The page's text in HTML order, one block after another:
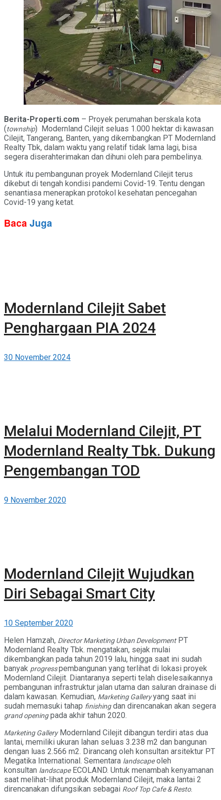
Berita-Properti.com – Proyek perumahan berskala kota
(township) Modernland Cilejit seluas 1.000 hektar di kawasan
Cilejit, Tangerang, Banten, yang dikembangkan PT Modernland
Realty Tbk, dalam waktu yang relatif tidak lama lagi, bisa
segera diserahterimakan dan dihuni oleh para pembelinya.
Untuk itu pembangunan proyek Modernland Cilejit terus
dikebut di tengah kondisi pandemi Covid-19. Tentu dengan
senantiasa menerapkan protokol kesehatan pencegahan
Covid-19 yang ketat.
Baca Juga
Modernland Cilejit Sabet
Penghargaan PIA 2024
30 November 2024
Melalui Modernland Cilejit, PT
Modernland Realty Tbk. Dukung
Pengembangan TOD
9 November 2020
Modernland Cilejit Wujudkan
Diri Sebagai Smart City
10 September 2020
Helen Hamzah, Director Marketing Urban DevelopmentPT
Modernland Realty Tbk. mengatakan, sejak mulai
dikembangkan pada tahun 2019 lalu, hingga saat ini sudah
banyak progresspembangunan yang terlihat di lokasi proyek
Modernland Cilejit. Diantaranya seperti telah diselesaikannya
pembangunan infrastruktur jalan utama dan saluran drainase di
dalam kawasan. Kemudian, Marketing Galleryyang saat ini
sudah memasuki tahap finishingdan direncanakan akan segera
grand openingpada akhir tahun 2020.
Marketing GalleryModernland Cilejit dibangun terdiri atas dua
lantai, memiliki ukuran lahan seluas 3.238 m2 dan bangunan
dengan luas 2.566 m2. Dirancang oleh konsultan arsitektur PT
Megatika International. Sementara landscapeoleh
konsultan landscapeECOLAND. Untuk menambah kenyamanan
saat melihat-lihat produk Modernland Cilejit, maka lantai 2
direncanakan difungsikan sebagai Roof Top Cafe & Resto.